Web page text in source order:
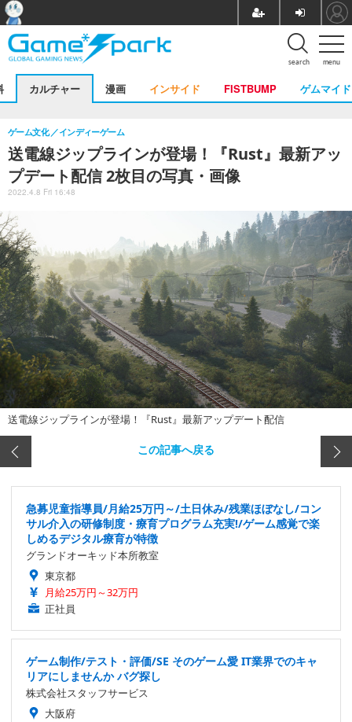
menu
search
カルチャー 漫画 インサイド FISTBUMP ゲムマイド
送電線ジップラインが登場！『Rust』最新アッ
プデート配信 2枚目の写真・画像
ゲーム文化 インディーゲーム
2022.4.8 Fri 16:48
送電線ジップラインが登場！『Rust』最新アップデート配信
この記事へ戻る
急募児童指導員/月給25万円～/土日休み/残業ほぼなし/コン
サル介入の研修制度・療育プログラム充実!/ゲーム感覚で楽
しめるデジタル療育が特徴
グランドオーキッド本所教室
東京都
月給25万円～32万円
正社員
ゲーム制作/テスト・評価/SE そのゲーム愛 IT業界でのキャ
リアにしませんか バグ探し
株式会社スタッフサービス
大阪府